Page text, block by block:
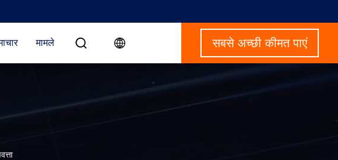
मामले सबसे अच्छी कीमत पाएं